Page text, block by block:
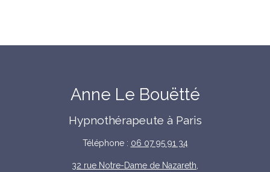
Anne Le Bouëtté
Hypnothérapeute à Paris
Téléphone : 06 07 95 91 34
32 rue Notre-Dame de Nazareth,